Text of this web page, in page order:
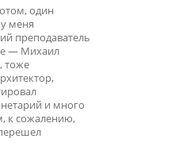
один
меня
преподаватель
— Михаил
, тоже
и много
к сожалению,